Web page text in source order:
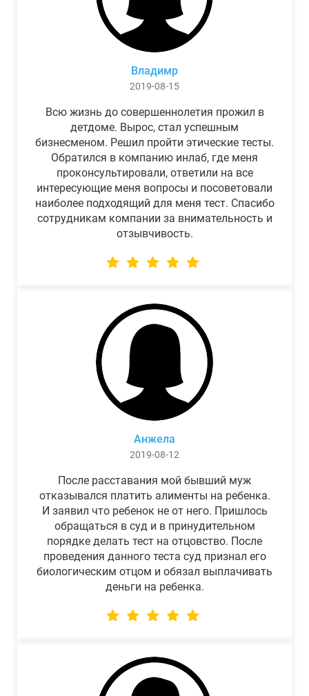
Владимр
2019-08-15
Всю жизнь до совершеннолетия прожил в
детдоме. Вырос, стал успешным
бизнесменом. Решил пройти этические тесты.
Обратился в компанию инлаб, где меня
проконсультировали, ответили на все
интересующие меня вопросы и посоветовали
наиболее подходящий для меня тест. Спасибо
сотрудникам компании за внимательность и
отзывчивость.
Анжела
2019-08-12
После расставания мой бывший муж
отказывался платить алименты на ребенка.
И заявил что ребенок не от него. Пришлось
обращаться в суд и в принудительном
порядке делать тест на отцовство. После
проведения данного теста суд признал его
биологическим отцом и обязал выплачивать
деньги на ребенка.